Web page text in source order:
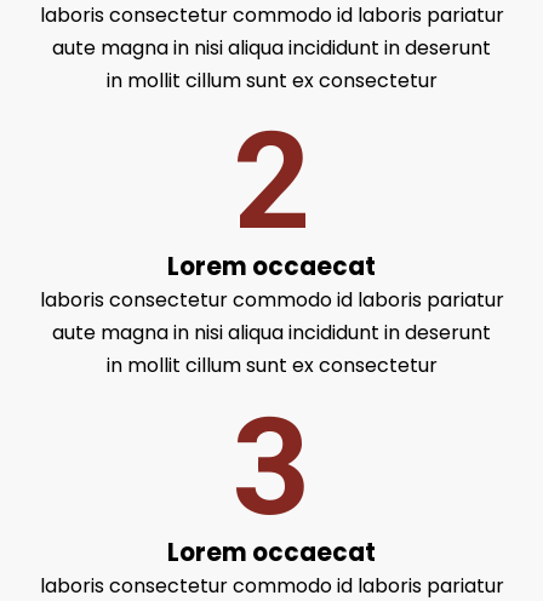
laboris consectetur commodo id laboris pariatur
aute magna in nisi aliqua incididunt in deserunt
in mollit cillum sunt ex consectetur
2
Lorem occaecat
laboris consectetur commodo id laboris pariatur
aute magna in nisi aliqua incididunt in deserunt
in mollit cillum sunt ex consectetur
3
Lorem occaecat
laboris consectetur commodo id laboris pariatur